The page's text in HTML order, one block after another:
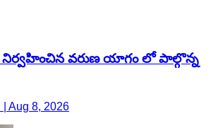
నిర్వహించిన వరుణ యాగం లో పాల్గొన్న
Aug 8, 2026